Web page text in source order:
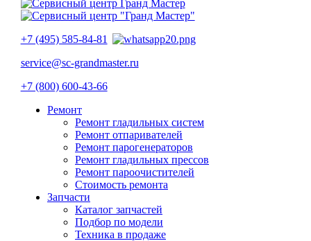
+7 (495) 585-84-81
service@sc-grandmaster.ru
+7 (800) 600-43-66
Ремонт
Ремонт гладильных систем
Ремонт отпаривателей
Ремонт парогенераторов
Ремонт гладильных прессов
Ремонт пароочистителей
Стоимость ремонта
Запчасти
Каталог запчастей
Подбор по модели
Техника в продаже